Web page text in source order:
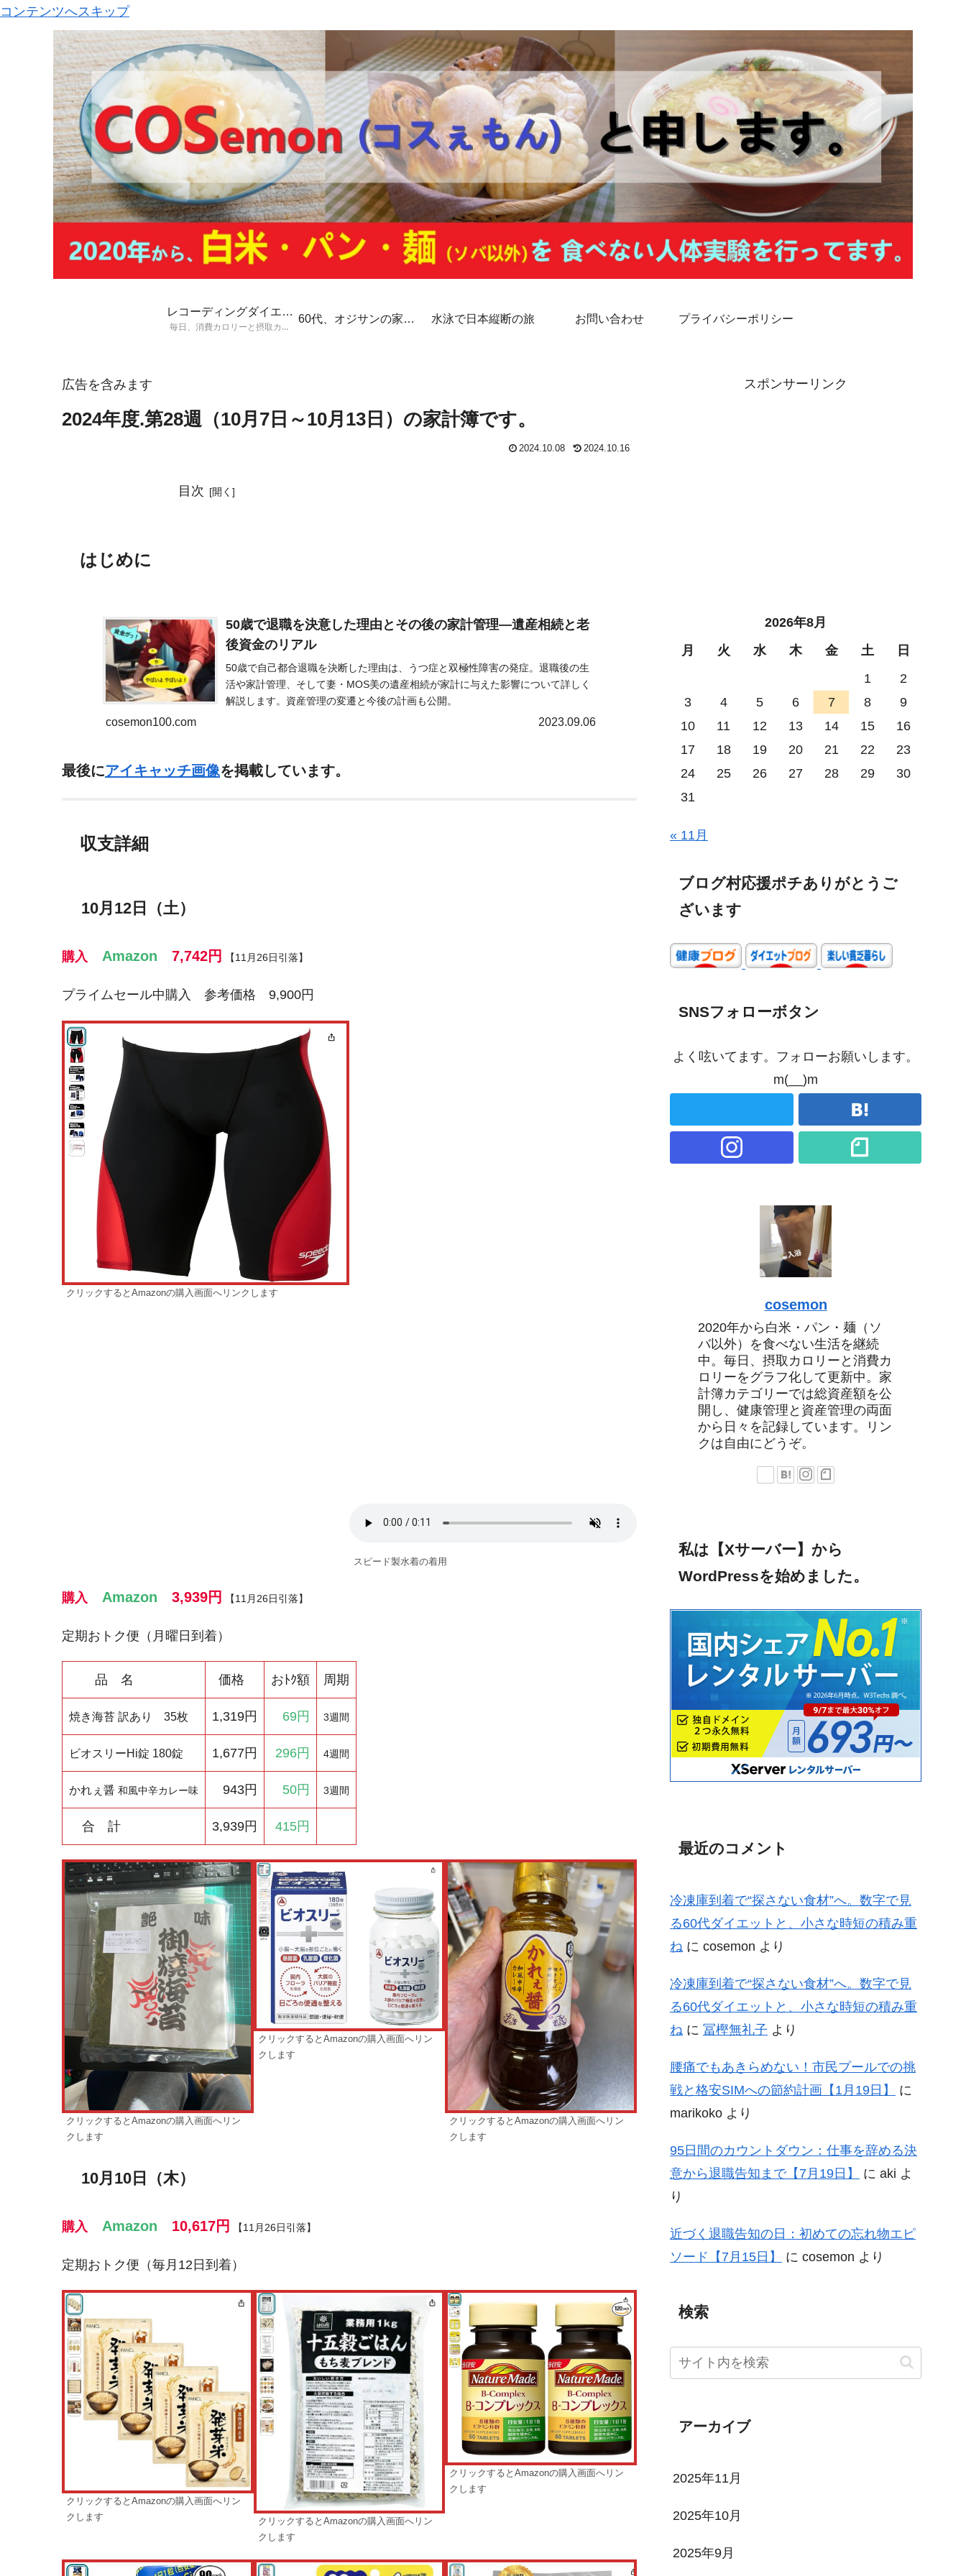
コンテンツへスキップ
レコーディングダイエッ
ト
毎日、消費カロリーと摂取カロ
60代、オジサンの家計 水泳で日本縦断の旅 お問い合わせ プライバシーポリシー
広告を含みます
2024年度.第28週（10月7日～10月13日）の家計簿です。
2024.10.08 2024.10.16
目次
はじめに
50歳で退職を決意した理由とその後の家計管理—遺産相続と老
後資金のリアル
50歳で自己都合退職を決断した理由は、うつ症と双極性障害の発症。退職後の生
活や家計管理、そして妻・MOS美の遺産相続が家計に与えた影響について詳しく
解説します。資産管理の変遷と今後の計画も公開。
cosemon100.com 2023.09.06
最後にアイキャッチ画像を掲載しています。
収支詳細
10月12日（土）
購入 Amazon 7,742円 【11月26日引落】
プライムセール中購入 参考価格 9,900円
クリックするとAmazonの購入画面へリンクします
スピード製水着の着用
購入 Amazon 3,939円 【11月26日引落】
定期おトク便（月曜日到着）
品 名 価格 おﾄｸ額 周期
焼き海苔 訳あり 35枚 1,319円 69円 3週間
ビオスリーHi錠 180錠 1,677円 296円 4週間
かれぇ醤 和風中辛カレー味 943円 50円 3週間
合 計 3,939円 415円
クリックするとAmazonの購入画面へリン
クします
クリックするとAmazonの購入画面へリン
クします
クリックするとAmazonの購入画面へリン
クします
10月10日（木）
購入 Amazon 10,617円 【11月26日引落】
定期おトク便（毎月12日到着）
クリックするとAmazonの購入画面へリン
クします
クリックするとAmazonの購入画面へリン
クします
クリックするとAmazonの購入画面へリン
クします
スポンサーリンク
2026年8月
月
火 水 木 金 土
日
1
2
3
4 5 6 7 8
9
10
11 12 13 14 15
16
17
18 19 20 21 22
23
24
25 26 27 28 29
30
31
« 11月
ブログ村応援ポチありがとうご
ざいます
SNSフォローボタン
よく呟いてます。フォローお願いします。
m(__)m
cosemon
2020年から白米・パン・麺（ソ
バ以外）を食べない生活を継続
中。毎日、摂取カロリーと消費カ
ロリーをグラフ化して更新中。家
計簿カテゴリーでは総資産額を公
開し、健康管理と資産管理の両面
から日々を記録しています。リン
クは自由にどうぞ。
私は【Xサーバー】から
WordPressを始めました。
最近のコメント
冷凍庫到着で“探さない食材”へ。数字で見
る60代ダイエットと、小さな時短の積み重
ね に cosemon より
冷凍庫到着で“探さない食材”へ。数字で見
る60代ダイエットと、小さな時短の積み重
ね に 冨樫無礼子 より
腰痛でもあきらめない！市民プールでの挑
戦と格安SIMへの節約計画【1月19日】
に
marikoko より
95日間のカウントダウン：仕事を辞める決
意から退職告知まで【7月19日】
に aki よ
り
近づく退職告知の日：初めての忘れ物エピ
ソード【7月15日】
に cosemon より
検索
アーカイブ
2025年11月
2025年10月
2025年9月